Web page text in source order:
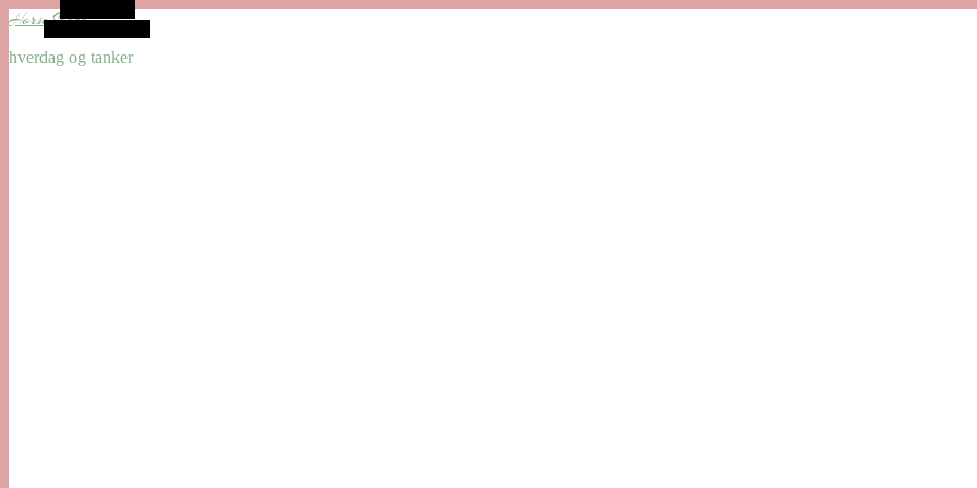
HorseShare
hverdag og tanker
Alt sidebar